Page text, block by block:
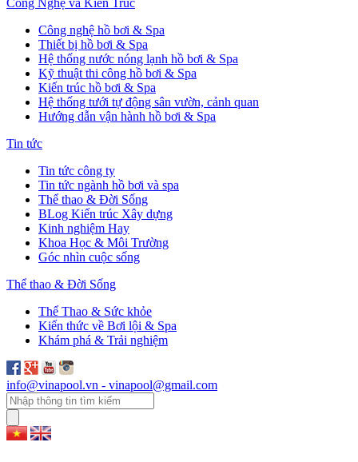
Công Nghệ và Kiến Trúc
Công nghệ hồ bơi & Spa
Thiết bị hồ bơi & Spa
Hệ thống nước nóng lạnh hồ bơi & Spa
Kỹ thuật thi công hồ bơi & Spa
Kiến trúc hồ bơi & Spa
Hệ thống tưới tự động sân vườn, cảnh quan
Hướng dẫn vận hành hồ bơi & Spa
Tin tức
Tin tức công ty
Tin tức ngành hồ bơi và spa
Thể thao & Đời Sống
BLog Kiến trúc Xây dựng
Kinh nghiệm Hay
Khoa Học & Môi Trường
Góc nhìn cuộc sống
Thể thao & Đời Sống
Thể Thao & Sức khỏe
Kiến thức về Bơi lội & Spa
Khám phá & Trải nghiệm
info@vinapool.vn - vinapool@gmail.com